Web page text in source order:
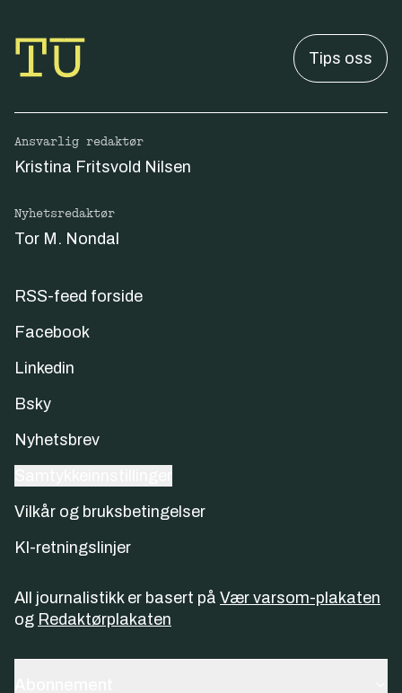
Tips oss
Ansvarlig redaktør
Kristina Fritsvold Nilsen
Nyhetsredaktør
Tor M. Nondal
RSS-feed forside
Facebook
Linkedin
Bsky
Nyhetsbrev
Vilkår og bruksbetingelser
KI-retningslinjer
All journalistikk er basert på Vær varsom-plakaten
og Redaktørplakaten